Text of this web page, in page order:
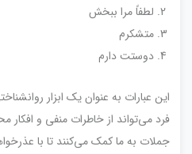
لطفاً مرا ببخش
متشکرم
دوستت دارم
این عبارات به عنوان یک ابزار
فرد می‌تواند از خاطرات منفی و افکار
جملات به ما کمک می‌کنند تا با